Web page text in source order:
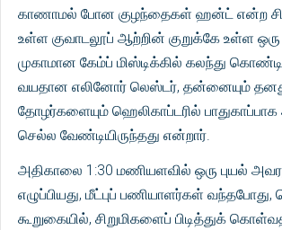
காணாமல் போன குழந்தைகள் ஹன்ட் என்ற
உள்ள குவாடலூப் ஆற்றின் குறுக்கே உள்ள
முகாமான கேம்ப் மிஸ்டிக்கில் கலந்து
வயதான எலினோர் லெஸ்டர், தன்னையும்
தோழர்களையும் ஹெலிகாப்டரில்
செல்ல வேண்டியிருந்தது என்றார்.
அதிகாலை 1:30 மணியளவில் ஒரு புயல்
எழுப்பியது, மீட்புப் பணியாளர்கள் வந்தபோது,
கூறுகையில், சிறுமிகளைப் பிடித்துக்